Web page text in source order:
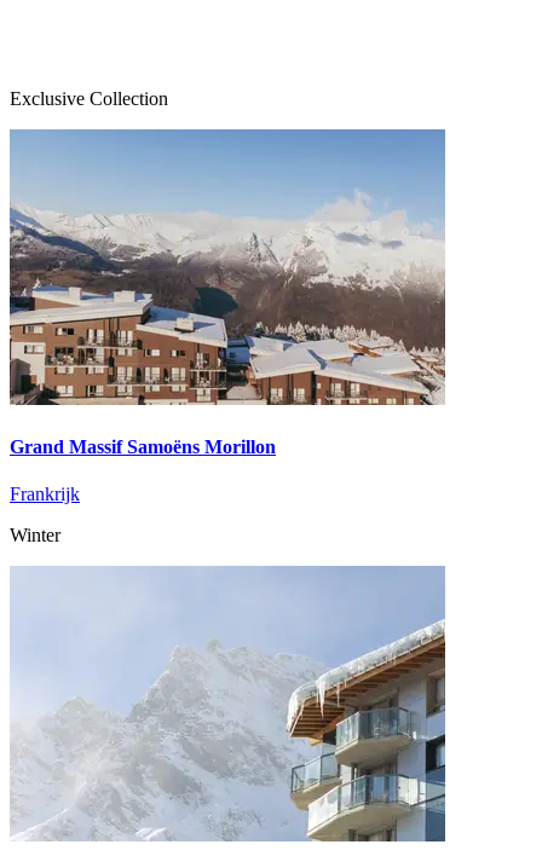
Exclusive Collection
Grand Massif Samoëns Morillon
Frankrijk
Winter